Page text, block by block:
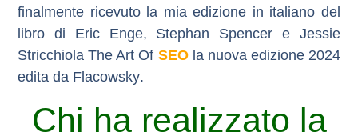
finalmente ricevuto la mia edizione in italiano del
libro di Eric Enge, Stephan Spencer e Jessie
StricchiolaThe Art Of SEOla nuova edizione 2024
edita da Flacowsky.
Chi ha realizzato la